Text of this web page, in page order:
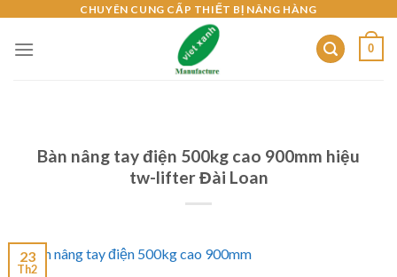
content
CHUYÊN CUNG CẤP THIẾT BỊ NÂNG HÀNG
0
Bàn nâng tay điện 500kg cao 900mm hiệu
tw-lifter Đài Loan
23
Th2